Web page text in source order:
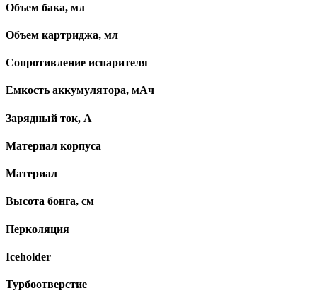
Объем бака, мл
Объем картриджа, мл
Сопротивление испарителя
Емкость аккумулятора, мАч
Зарядный ток, А
Материал корпуса
Материал
Высота бонга, см
Перколяция
Iceholder
Турбоотверстие